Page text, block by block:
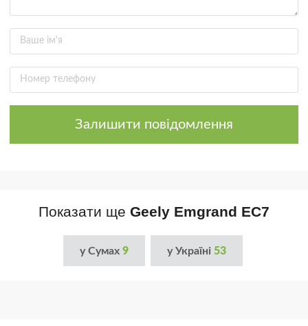
Залишити повідомлення
Показати ще Geely Emgrand EC7
у Сумах 9 у Україні 53